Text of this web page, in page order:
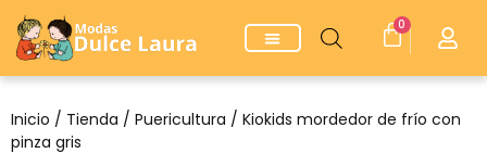
0
Inicio / Tienda / Puericultura / Kiokids mordedor de frío con
pinza gris